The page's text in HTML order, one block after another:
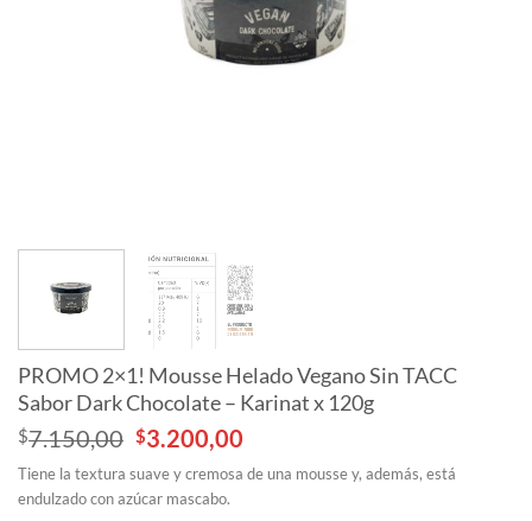
PROMO 2×1! Mousse Helado Vegano Sin TACC
Sabor Dark Chocolate – Karinat x 120g
$7.150,00 Original
was:
$7.150,00.
$3.200,00Current
is:
Tiene la textura suave y cremosa de una mousse y, además, está
endulzado con azúcar mascabo.